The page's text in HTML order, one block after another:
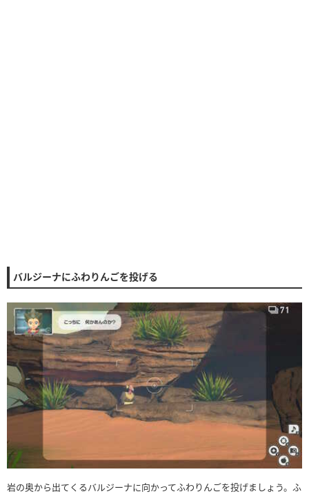
バルジーナにふわりんごを投げる
岩の奥から出てくるバルジーナに向かってふわりんごを投げましょう。ふ